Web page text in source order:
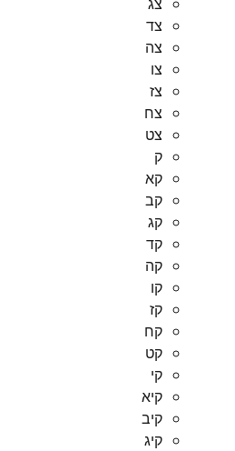
צד
צה
צו
צז
צח
צט
ק
קא
קב
קג
קד
קה
קו
קז
קח
קט
קי
קיא
קיב
קיג